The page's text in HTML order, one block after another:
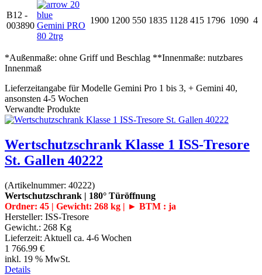
B12 -
003890 Gemini PRO
80 2trg
1900 1200 550 1835 1128 415 1796 1090 4
*Außenmaße: ohne Griff und Beschlag **Innenmaße: nutzbares
Innenmaß
Lieferzeitangabe für Modelle Gemini Pro 1 bis 3, + Gemini 40,
ansonsten 4-5 Wochen
Verwandte Produkte
Wertschutzschrank Klasse 1 ISS-Tresore
St. Gallen 40222
(Artikelnummer: 40222)
Wertschutzschrank | 180° Türöffnung
Ordner: 45 | Gewicht: 268 kg | ► BTM : ja
Hersteller: ISS-Tresore
Gewicht.: 268 Kg
Lieferzeit: Aktuell ca. 4-6 Wochen
1 766.99 €
inkl. 19 % MwSt.
Details